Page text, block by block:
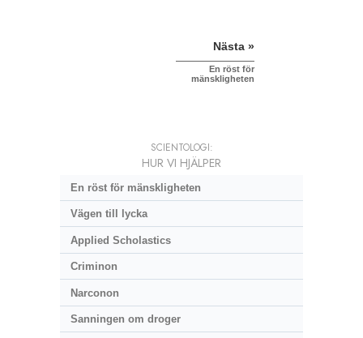
Nästa »
En röst för
mänskligheten
SCIENTOLOGI:
HUR VI HJÄLPER
En röst för mänskligheten
Vägen till lycka
Applied Scholastics
Criminon
Narconon
Sanningen om droger